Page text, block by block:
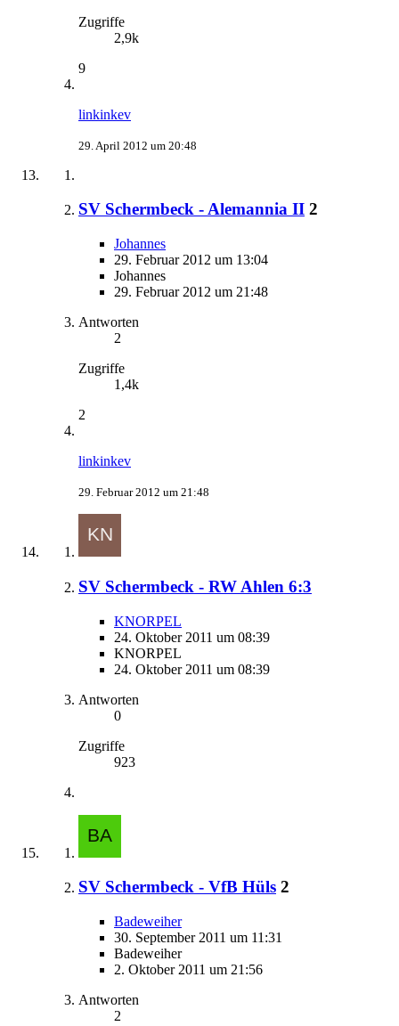
Zugriffe
2,9k
9
linkinkev
29. April 2012 um 20:48
SV Schermbeck - Alemannia II 2
Johannes
29. Februar 2012 um 13:04
Johannes
29. Februar 2012 um 21:48
Antworten
2
Zugriffe
1,4k
2
linkinkev
29. Februar 2012 um 21:48
SV Schermbeck - RW Ahlen 6:3
KNORPEL
24. Oktober 2011 um 08:39
KNORPEL
24. Oktober 2011 um 08:39
Antworten
0
Zugriffe
923
SV Schermbeck - VfB Hüls 2
Badeweiher
30. September 2011 um 11:31
Badeweiher
2. Oktober 2011 um 21:56
Antworten
2